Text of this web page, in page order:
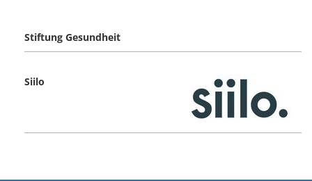
Stiftung Gesundheit
Siilo